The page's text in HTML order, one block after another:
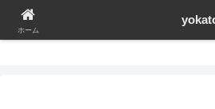
yokatooon
ホーム